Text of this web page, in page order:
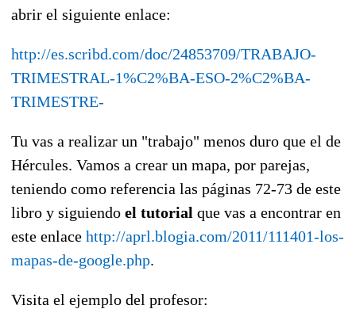
abrir el siguiente enlace:
http://es.scribd.com/doc/24853709/TRABAJO-
TRIMESTRAL-1%C2%BA-ESO-2%C2%BA-
TRIMESTRE-
Tu vas a realizar un "trabajo" menos duro que el de
Hércules. Vamos a crear un mapa, por parejas,
teniendo como referencia las páginas 72-73 de este
libro y siguiendo el tutorial que vas a encontrar en
este enlace http://aprl.blogia.com/2011/111401-los-
mapas-de-google.php.
Visita el ejemplo del profesor: